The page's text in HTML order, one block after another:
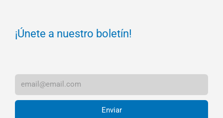
¡Únete a nuestro boletín!
Enviar